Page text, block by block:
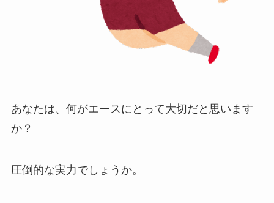
あなたは、何がエースにとって大切だと思います
か？
圧倒的な実力でしょうか。